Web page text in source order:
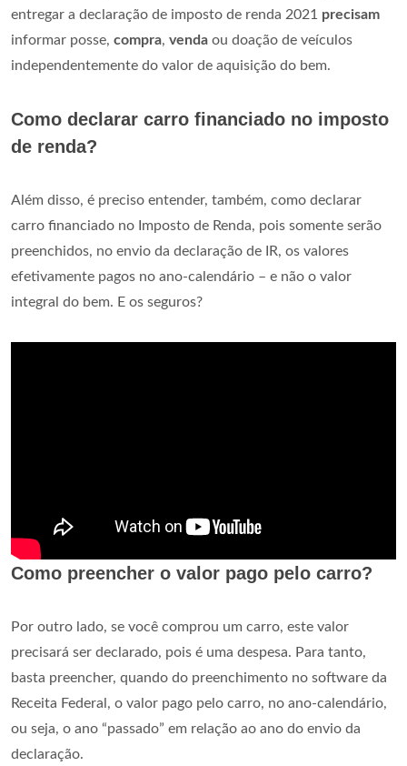
entregar a declaração de imposto de renda 2021 precisam
informar posse, compra, venda ou doação de veículos
independentemente do valor de aquisição do bem.
Como declarar carro financiado no imposto
de renda?
Além disso, é preciso entender, também, como declarar
carro financiado no Imposto de Renda, pois somente serão
preenchidos, no envio da declaração de IR, os valores
efetivamente pagos no ano-calendário – e não o valor
integral do bem. E os seguros?
Como preencher o valor pago pelo carro?
Por outro lado, se você comprou um carro, este valor
precisará ser declarado, pois é uma despesa. Para tanto,
basta preencher, quando do preenchimento no software da
Receita Federal, o valor pago pelo carro, no ano-calendário,
ou seja, o ano “passado” em relação ao ano do envio da
declaração.